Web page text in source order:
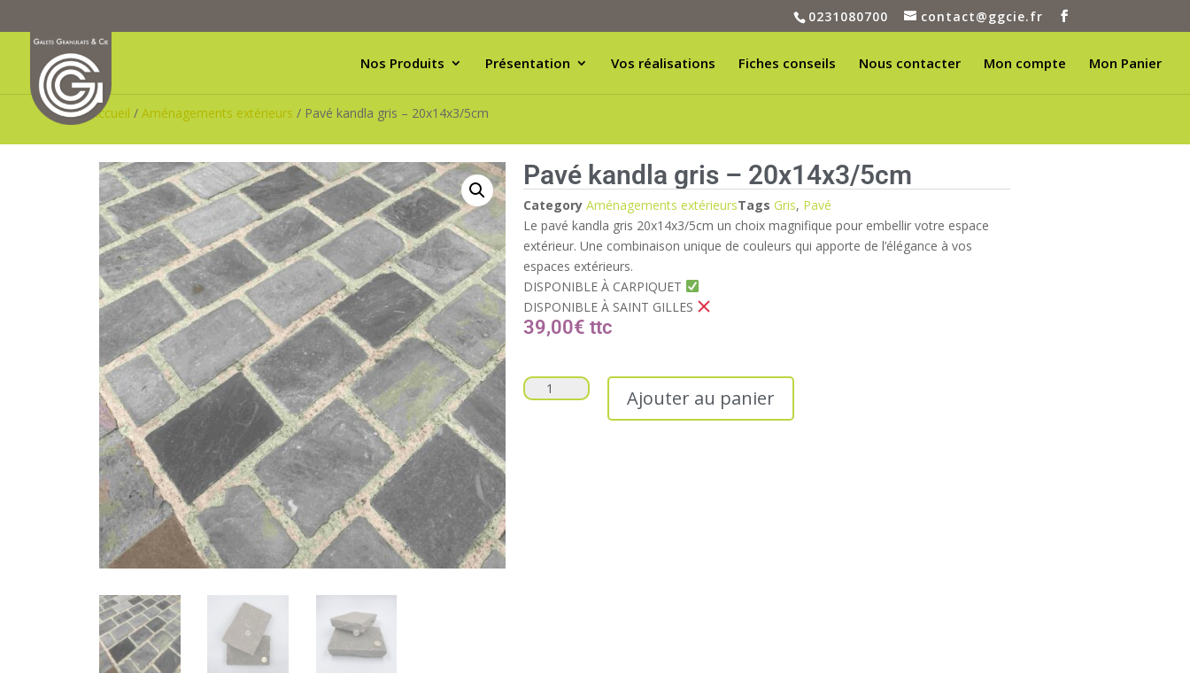
0231080700 contact@ggcie.fr
Nos Produits Présentation Vos réalisations Fiches conseils Nous contacter Mon compte Mon Panier
Accueil / Aménagements extérieurs / Pavé kandla gris – 20x14x3/5cm
Pavé kandla gris – 20x14x3/5cm
Category Aménagements extérieursTags Gris, Pavé
Le pavé kandla gris 20x14x3/5cm un choix magnifique pour embellir votre espace
extérieur. Une combinaison unique de couleurs qui apporte de l’élégance à vos
espaces extérieurs.
DISPONIBLE À CARPIQUET
DISPONIBLE À SAINT GILLES
39,00€
Ajouter au panier